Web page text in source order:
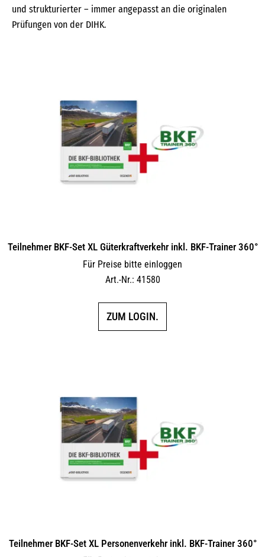
und strukturierter – immer angepasst an die originalen
Prüfungen von der DIHK.
Teilnehmer BKF-Set XL Güterkraftverkehr inkl. BKF-Trainer 360°
Für Preise bitte einloggen
Art.-Nr.: 41580
ZUM LOGIN.
Teilnehmer BKF-Set XL Personenverkehr inkl. BKF-Trainer 360°